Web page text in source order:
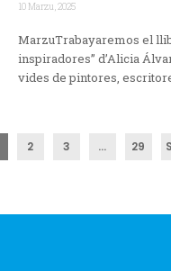
10 Marzu, 2025
MarzuTrabayaremos el
inspiradores” d’Alicia
vides de pintores,
2 3 … 29